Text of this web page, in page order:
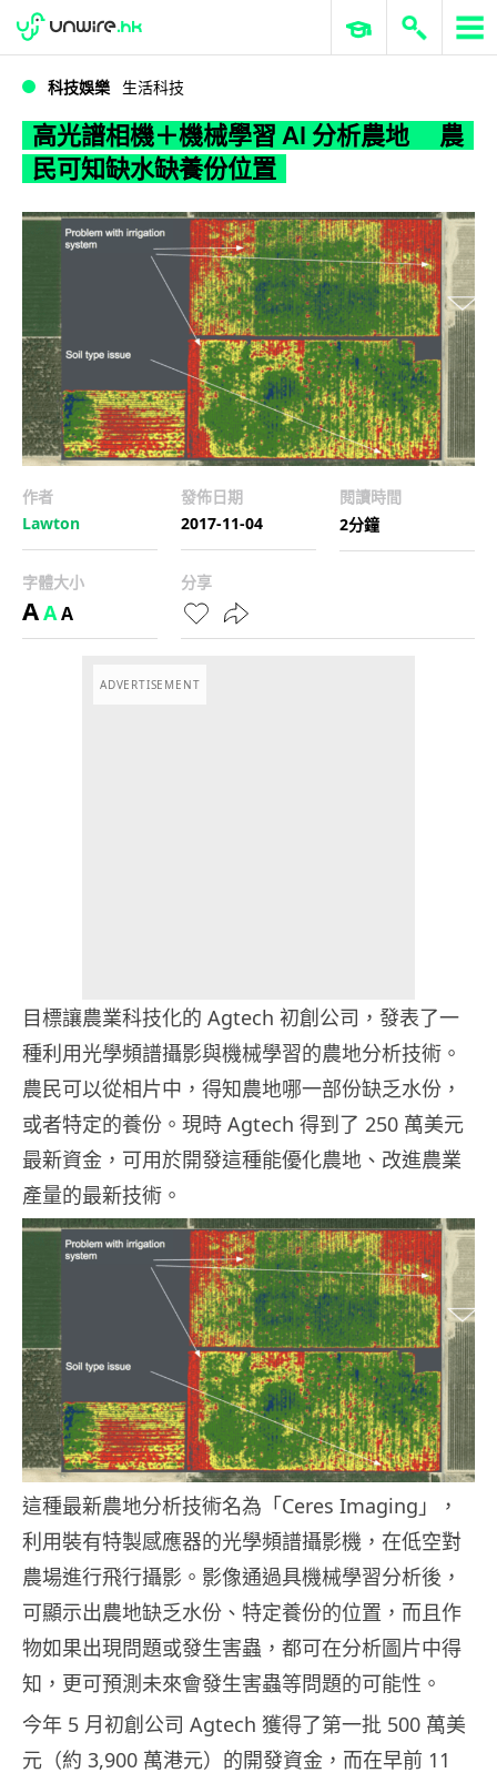
WWDC 2026 ERP 與商業 AI
科技娛樂 生活科技
高光譜相機＋機械學習 AI 分析農地 農
民可知缺水缺養份位置
作者
Lawton
發佈日期
2017-11-04
閱讀時間
2分鐘
字體大小
AAA
分享
ADVERTISEMENT
目標讓農業科技化的 Agtech 初創公司，發表了一
種利用光學頻譜攝影與機械學習的農地分析技術。
農民可以從相片中，得知農地哪一部份缺乏水份，
或者特定的養份。現時 Agtech 得到了 250 萬美元
最新資金，可用於開發這種能優化農地、改進農業
產量的最新技術。
這種最新農地分析技術名為「Ceres Imaging」，
利用裝有特製感應器的光學頻譜攝影機，在低空對
農場進行飛行攝影。影像通過具機械學習分析後，
可顯示出農地缺乏水份、特定養份的位置，而且作
物如果出現問題或發生害蟲，都可在分析圖片中得
知，更可預測未來會發生害蟲等問題的可能性。
今年 5 月初創公司 Agtech 獲得了第一批 500 萬美
元（約 3,900 萬港元）的開發資金，而在早前 11